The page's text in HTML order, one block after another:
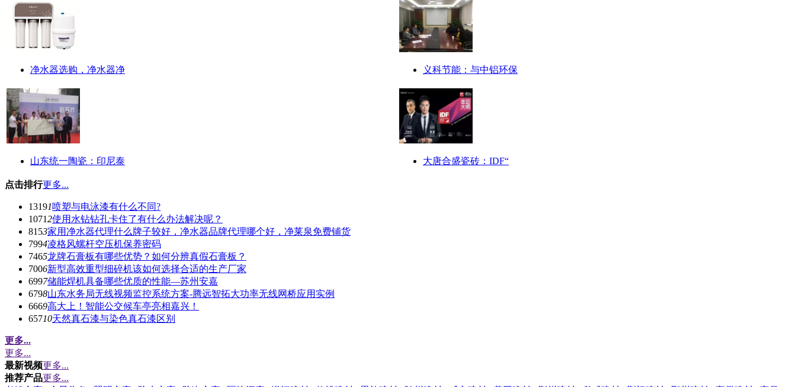
净水器选购，净水器净 义科节能：与中铝环保
山东统一陶瓷：印尼泰 大唐合盛瓷砖：IDF“
点击排行更多...
13191喷塑与电泳漆有什么不同?
10712使用水钻钻孔卡住了有什么办法解决呢？
8153家用净水器代理什么牌子较好，净水器品牌代理哪个好，净莱泉免费铺货
7994凌格风螺杆空压机保养密码
7465龙牌石膏板有哪些优势？如何分辨真假石膏板？
7006新型高效重型细碎机该如何选择合适的生产厂家
6997储能焊机具备哪些优质的性能—苏州安嘉
6798山东水务局无线视频监控系统方案-腾远智拓大功率无线网桥应用实例
6669高大上！智能公交候车亭亮相嘉兴！
65710天然真石漆与染色真石漆区别
更多...
更多...
最新视频更多...
推荐产品更多...